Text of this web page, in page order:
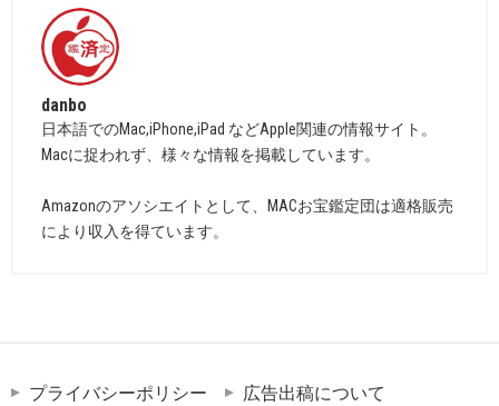
danbo
日本語でのMac,iPhone,iPad などApple関連の情報サイト。
Macに捉われず、様々な情報を掲載しています。
Amazonのアソシエイトとして、MACお宝鑑定団は適格販売
により収入を得ています。
プライバシーポリシー 広告出稿について